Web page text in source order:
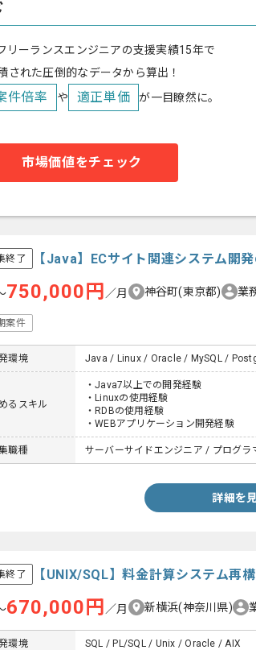
リーランスエンジニアの支援実績15年で
された圧倒的なデータから算出！
件倍率 や 適正単価 が一目瞭然に。
市場価値をチェック
終了 【Java】ECサイト関連システム開
750,000円 ／月 神谷町(東京都) 業
案件
環境 Java / Linux / Oracle / MySQL /
るスキル
・Java7以上での開発経験
・Linuxの使用経験
・RDBの使用経験
・WEBアプリケーション開発経験
職種 サーバーサイドエンジニア / プログラ
詳細を
終了 【UNIX/SQL】料金計算システム再
670,000円 ／月 新横浜(神奈川県)
環境 SQL / PL/SQL / Unix / Oracle / AIX